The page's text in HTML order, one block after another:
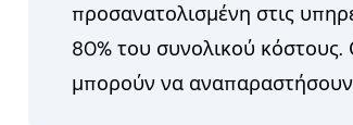
προσανατολισμένη στις
80% του συνολικού
μπορούν να αναπαραστήσουν